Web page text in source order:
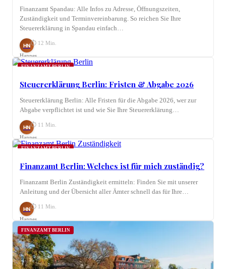
Finanzamt Spandau: Alle Infos zu Adresse, Öffnungszeiten,
Zuständigkeit und Terminvereinbarung. So reichen Sie Ihre
Steuererklärung in Spandau einfach…
HN
Hannes
Nagel
⏱ 12 Min.
FINANZAMT BERLIN
Steuererklärung Berlin: Fristen & Abgabe 2026
Steuererklärung Berlin: Alle Fristen für die Abgabe 2026, wer zur
Abgabe verpflichtet ist und wie Sie Ihre Steuererklärung…
HN
Hannes
Nagel
⏱ 11 Min.
FINANZAMT BERLIN
Finanzamt Berlin: Welches ist für mich zuständig?
Finanzamt Berlin Zuständigkeit ermitteln: Finden Sie mit unserer
Anleitung und der Übersicht aller Ämter schnell das für Ihre…
HN
Hannes
Nagel
⏱ 11 Min.
FINANZAMT BERLIN